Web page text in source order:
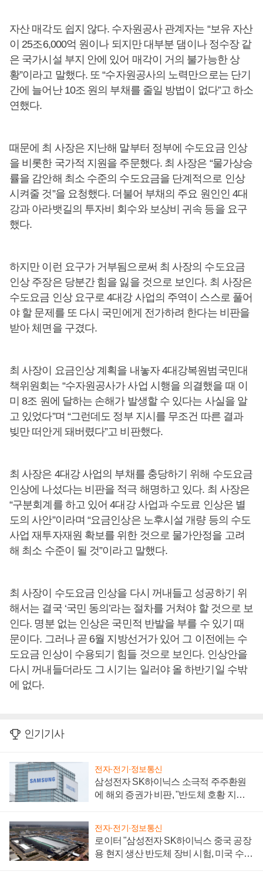
자산 매각도 쉽지 않다. 수자원공사 관계자는 “보유 자산
이 25조6,000억 원이나 되지만 대부분 댐이나 정수장 같
은 국가시설 부지 안에 있어 매각이 거의 불가능한 상
황”이라고 말했다. 또 “수자원공사의 노력만으로는 단기
간에 늘어난 10조 원의 부채를 줄일 방법이 없다”고 하소
연했다.
때문에 최 사장은 지난해 말부터 정부에 수도요금 인상
을 비롯한 국가적 지원을 주문했다. 최 사장은 “물가상승
률을 감안해 최소 수준의 수도요금을 단계적으로 인상
시켜줄 것”을 요청했다. 더불어 부채의 주요 원인인 4대
강과 아라뱃길의 투자비 회수와 보상비 귀속 등을 요구
했다.
하지만 이런 요구가 거부됨으로써 최 사장의 수도요금
인상 주장은 당분간 힘을 잃을 것으로 보인다. 최 사장은
수도요금 인상 요구로 4대강 사업의 주역이 스스로 풀어
야 할 문제를 또 다시 국민에게 전가하려 한다는 비판을
받아 체면을 구겼다.
최 사장이 요금인상 계획을 내놓자 4대강복원범국민대
책위원회는 “수자원공사가 사업 시행을 의결했을 때 이
미 8조 원에 달하는 손해가 발생할 수 있다는 사실을 알
고 있었다”며 “그런데도 정부 지시를 무조건 따른 결과
빚만 떠안게 돼버렸다”고 비판했다.
최 사장은 4대강 사업의 부채를 충당하기 위해 수도요금
인상에 나섰다는 비판을 적극 해명하고 있다. 최 사장은
“구분회계를 하고 있어 4대강 사업과 수도료 인상은 별
도의 사안”이라며 “요금인상은 노후시설 개량 등의 수도
사업 재투자재원 확보를 위한 것으로 물가안정을 고려
해 최소 수준이 될 것”이라고 말했다.
최 사장이 수도요금 인상을 다시 꺼내들고 성공하기 위
해서는 결국 ‘국민 동의’라는 절차를 거쳐야 할 것으로 보
인다. 명분 없는 인상은 국민적 반발을 부를 수 있기 때
문이다. 그러나 곧 6월 지방선거가 있어 그 이전에는 수
도요금 인상이 수용되기 힘들 것으로 보인다. 인상안을
다시 꺼내들더라도 그 시기는 일러야 올 하반기일 수밖
에 없다.
인기기사
전자·전기·정보통신
삼성전자 SK하이닉스 소극적 주주환원
에 해외 증권가 비판, "반도체 호황 지속
전자·전기·정보통신
로이터 "삼성전자 SK하이닉스 중국 공장
용 현지 생산 반도체 장비 시험, 미국 수출